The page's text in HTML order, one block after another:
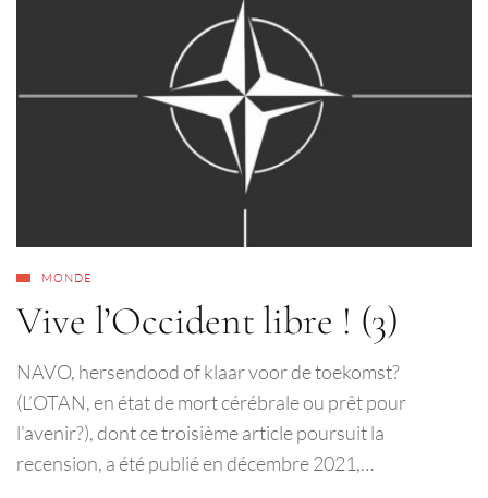
MONDE
Vive l’Occident libre ! (3)
NAVO, hersendood of klaar voor de toekomst?
(L’OTAN, en état de mort cérébrale ou prêt pour
l’avenir?), dont ce troisième article poursuit la
recension, a été publié en décembre 2021,…